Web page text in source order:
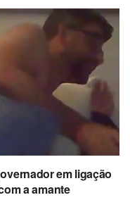
em ligação
a amante